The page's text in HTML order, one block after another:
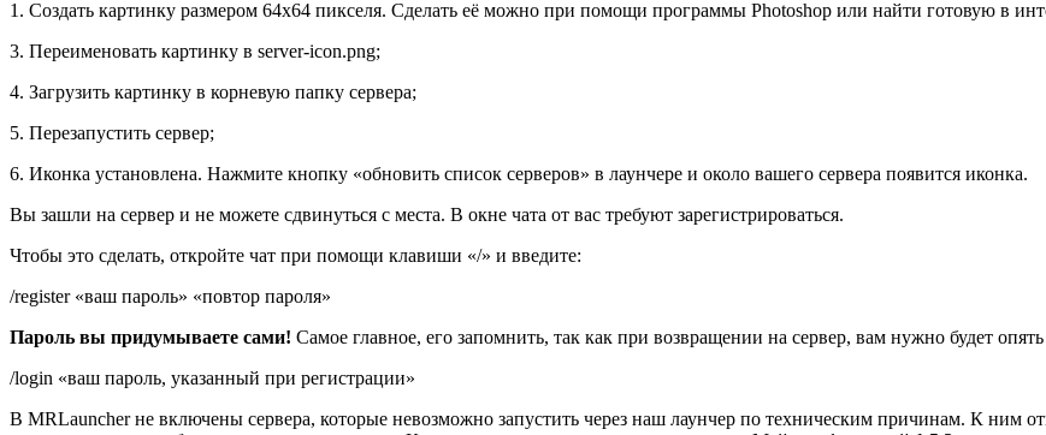
1. Создать картинку размером 64х64 пикселя. Сделать её можно при помощи программы Photoshop или найти готовую в
3. Переименовать картинку в server-icon.png;
4. Загрузить картинку в корневую папку сервера;
5. Перезапустить сервер;
6. Иконка установлена. Нажмите кнопку «обновить список серверов» в лаунчере и около вашего сервера появится иконка.
Вы зашли на сервер и не можете сдвинуться с места. В окне чата от вас требуют зарегистрироваться.
Чтобы это сделать, откройте чат при помощи клавиши «/» и введите:
/register «ваш пароль» «повтор пароля»
Пароль вы придумываете сами! Самое главное, его запомнить, так как при возвращении на сервер, вам нужно будет
/login «ваш пароль, указанный при регистрации»
В MRLauncher не включены сервера, которые невозможно запустить через наш лаунчер по техническим причинам. К ним